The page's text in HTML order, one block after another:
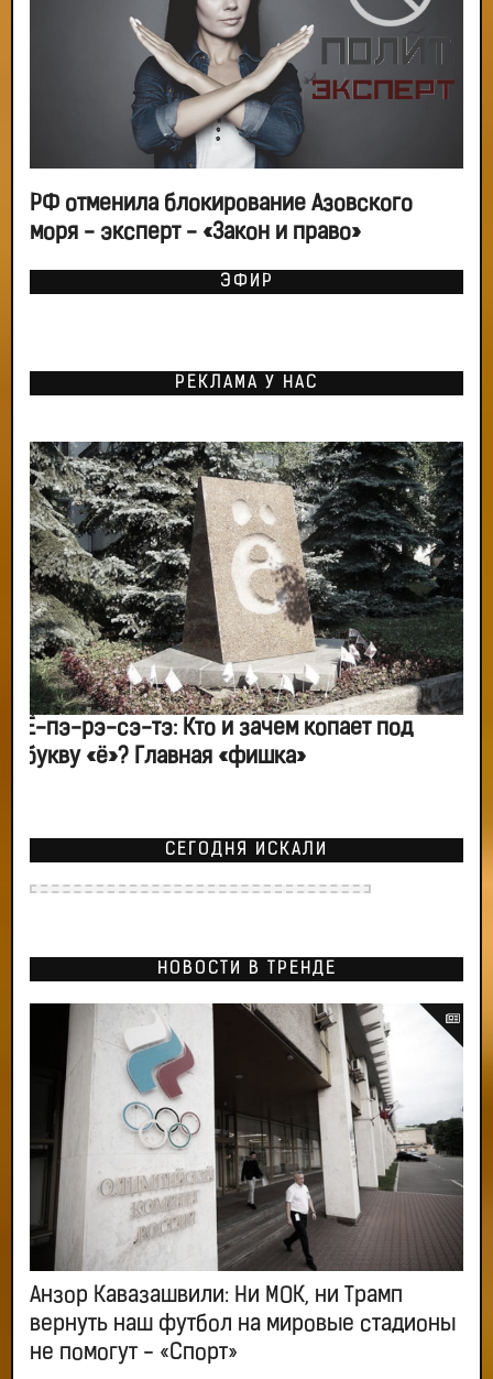
РФ отменила блокирование Азовского
моря - эксперт - «Закон и право»
ЭФИР
РЕКЛАМА У НАС
Ё-пэ-рэ-сэ-тэ: Кто и зачем копает под
букву «ё»? Главная «фишка»
СЕГОДНЯ ИСКАЛИ
НОВОСТИ В ТРЕНДЕ
Анзор Кавазашвили: Ни МОК, ни Трамп
вернуть наш футбол на мировые стадионы
не помогут - «Спорт»